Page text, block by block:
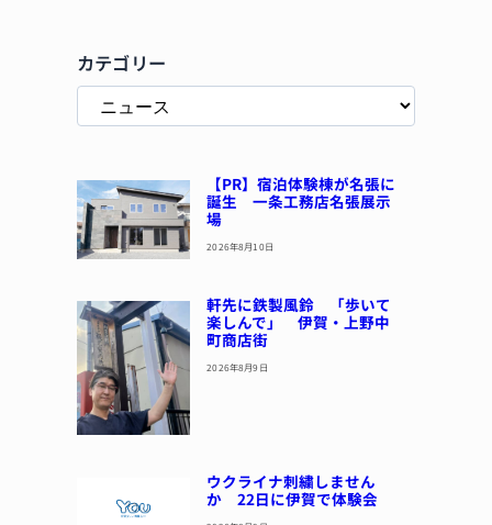
カテゴリー
【PR】宿泊体験棟が名張に
誕生 一条工務店名張展示
場
2026年8月10日
軒先に鉄製風鈴 「歩いて
楽しんで」 伊賀・上野中
町商店街
2026年8月9日
ウクライナ刺繍しません
か 22日に伊賀で体験会